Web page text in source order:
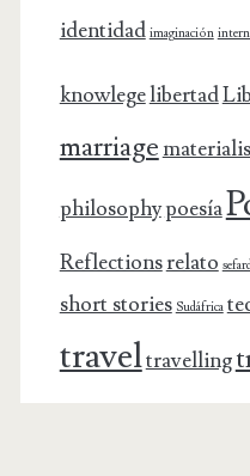
identidad imaginación
knowlegelibertad
marriage
philosophypoesía
Reflectionsrelato
short stories Sudáfrica
traveltravelling